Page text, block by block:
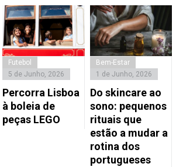
Futebol
5 de Junho, 2026
Percorra Lisboa
à boleia de
peças LEGO
Bem-Estar
1 de Junho, 2026
Do skincare ao
sono: pequenos
rituais que
estão a mudar a
rotina dos
portugueses